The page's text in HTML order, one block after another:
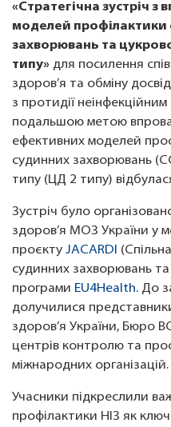
«Стратегічна зустріч
моделей
захворювань та
типу» для посилення
здоров’я та обміну
з протидії
подальшою метою
ефективних моделей
судинних захворювань
типу (ЦД 2 типу)
Зустріч було
здоров’я МОЗ України у
проєкту JACARDI
судинних захворювань
програми EU4Health. До
долучилися
здоров’я України, Бюро
центрів контролю та
міжнародних організацій.
Учасники підкреслили
профілактики НІЗ як